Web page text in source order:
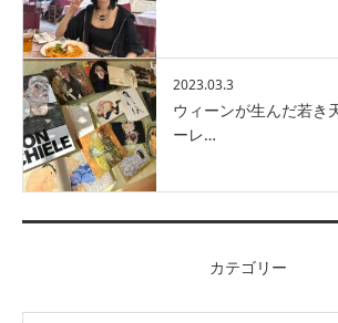
2023.03.3
ウィーンが生んだ若き
ーレ…
カテゴリー